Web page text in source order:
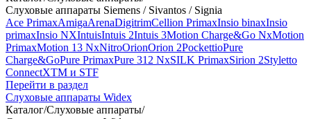
Слуховые аппараты Siemens / Sivantos / Signia
Ace PrimaxAmigaArenaDigitrimCellion PrimaxInsio binaxInsio
primaxInsio NXIntuisIntuis 2Intuis 3Motion Charge&Go NxMotion
PrimaxMotion 13 NxNitroOrionOrion 2PockettioPure
Charge&GoPure PrimaxPure 312 NxSILK PrimaxSirion 2Styletto
ConnectXTM и STF
Перейти в раздел
Слуховые аппараты Widex
Каталог/Слуховые аппараты/